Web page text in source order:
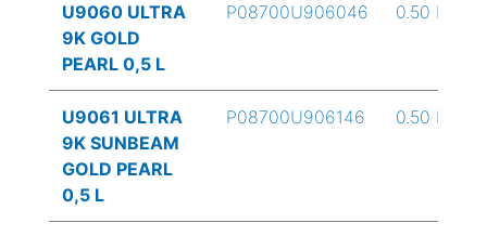
U9060 ULTRA
9K GOLD
PEARL 0,5 L
P08700U906046 0.50 L
U9061 ULTRA
9K SUNBEAM
GOLD PEARL
0,5 L
P08700U906146 0.50 L